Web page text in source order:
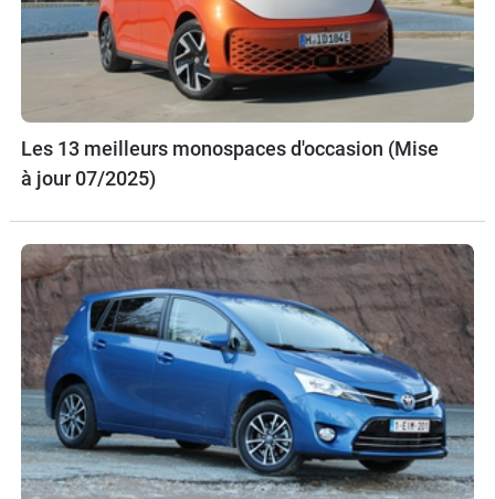
Les 13 meilleurs monospaces d'occasion (Mise
à jour 07/2025)